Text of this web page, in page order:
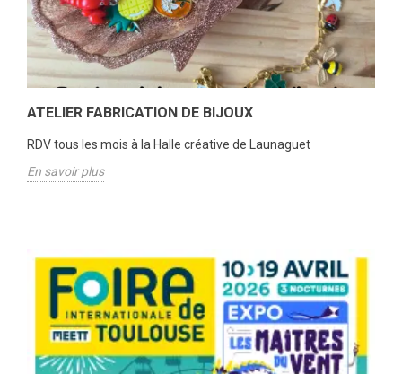
ATELIER FABRICATION DE BIJOUX
RDV tous les mois à la Halle créative de Launaguet
En savoir plus